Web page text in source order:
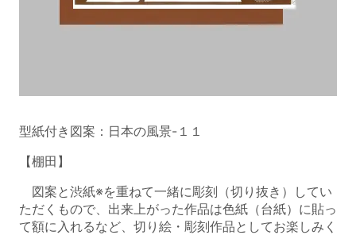
型紙付き図案：日本の風景-１１
【棚田】
図案と渋紙※を重ねて一緒に彫刻（切り抜き）してい
ただくもので、出来上がった作品は色紙（台紙）に貼っ
て額に入れるなど、切り絵・彫刻作品としてお楽しみく